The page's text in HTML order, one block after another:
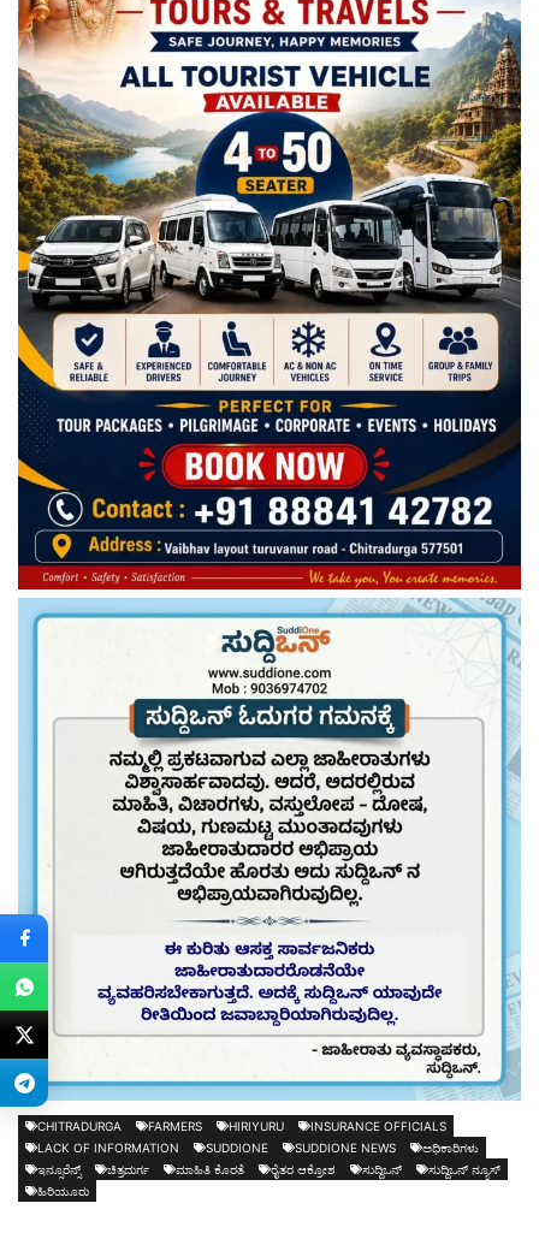
CHITRADURGA FARMERS HIRIYURU
INSURANCE OFFICIALS
LACK OF INFORMATION
SUDDIONE SUDDIONE NEWS
ಅಧಿಕಾರಿಗಳು
ಇನ್ಸೂರೆನ್ಸ್
ಚಿತ್ರದುರ್ಗ ಮಾಹಿತಿ ಕೊರತೆ ರೈತರ ಆಕ್ರೋಶ ಸುದ್ದಿಒನ್
ಸುದ್ದಿಒನ್ ನ್ಯೂಸ್
ಹಿರಿಯೂರು